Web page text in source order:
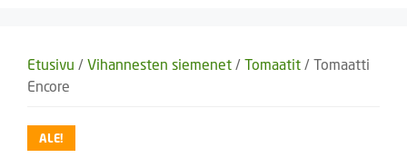
Etusivu / Vihannesten siemenet / Tomaatit / Tomaatti
Encore
ALE!